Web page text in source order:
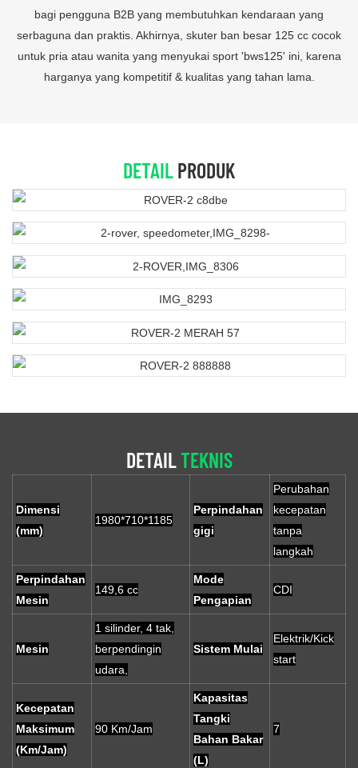
bagi pengguna B2B yang membutuhkan kendaraan yang
serbaguna dan praktis. Akhirnya, skuter ban besar 125 cc cocok
untuk pria atau wanita yang menyukai sport 'bws125' ini, karena
harganya yang kompetitif & kualitas yang tahan lama.
DETAILPRODUK
DETAILTEKNIS
Dimensi
(mm)
1980*710*1185
Perpindahan
gigi
Perubahan
kecepatan
tanpa
langkah
Perpindahan
Mesin
149,6 cc
Mode
Pengapian
CDI
Mesin
1 silinder, 4 tak,
berpendingin
udara,
Sistem Mulai
Elektrik/Kick
start
Kecepatan
Maksimum
(Km/Jam)
90 Km/Jam
Kapasitas
Tangki
Bahan Bakar
(L)
7